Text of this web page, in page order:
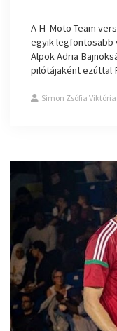
A H-Moto Team
egyik legfontosabb
Alpok Adria
pilótájaként ezúttal
Simon Zsófia Viktória